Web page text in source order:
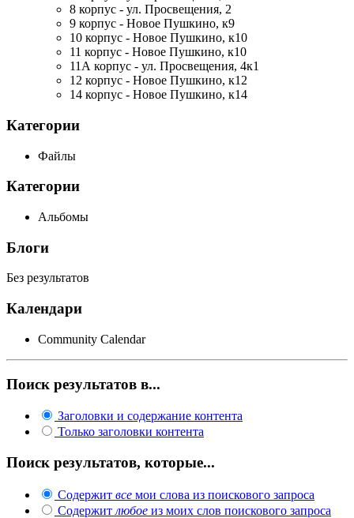
8 корпус - ул. Просвещения, 2
9 корпус - Новое Пушкино, к9
10 корпус - Новое Пушкино, к10
11 корпус - Новое Пушкино, к10
11А корпус - ул. Просвещения, 4к1
12 корпус - Новое Пушкино, к12
14 корпус - Новое Пушкино, к14
Категории
Файлы
Категории
Альбомы
Блоги
Без результатов
Календари
Community Calendar
Поиск результатов в...
Заголовки и содержание контента
Только заголовки контента
Поиск результатов, которые...
Содержит все мои слова из поискового запроса
Содержит любое из моих слов поискового запроса